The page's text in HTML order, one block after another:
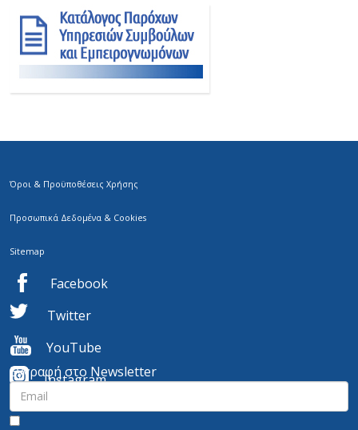
Όροι & Προϋποθέσεις Χρήσης
Προσωπικά Δεδομένα & Cookies
Sitemap
Facebook
Twitter
YouTube
Instagram
Εγγραφή στο Newsletter